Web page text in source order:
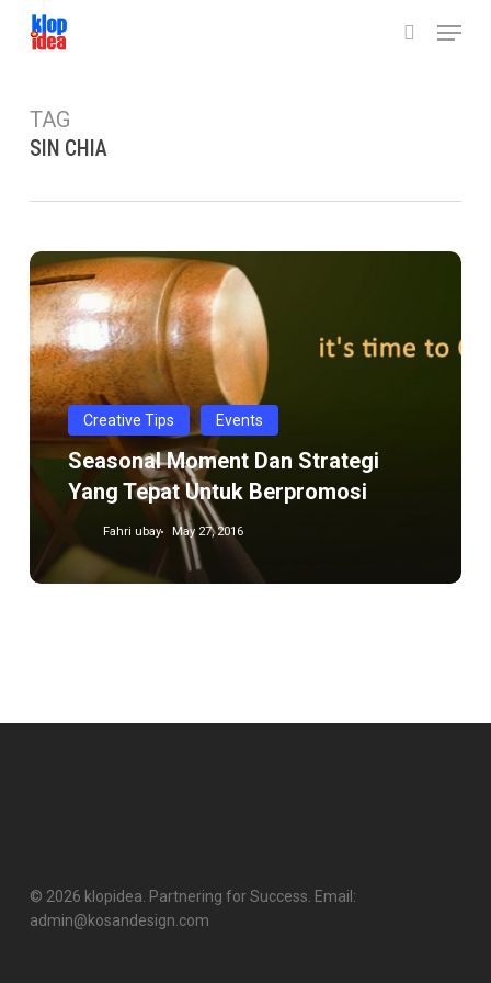
Menu
TAG
SIN CHIA
Seasonal
Moment
dan
strategi
yang
tepat
berpromosi
Creative Tips Events
Seasonal Moment Dan Strategi
Yang Tepat Untuk Berpromosi
Fahri ubay May 27, 2016
© 2026 klopidea. Partnering for Success. Email:
admin@kosandesign.com